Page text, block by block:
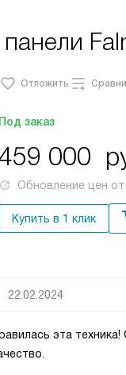
Отложить
Под заказ
000
Обновление цен от
Купить в 1 клик
22.02.2024
эта